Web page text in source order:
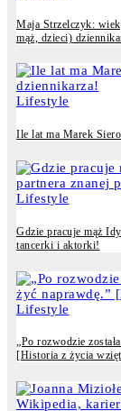
Maja Strzelczyk:
mąż, dzieci)
Lifestyle
Ile lat ma Marek
Lifestyle
Gdzie pracuje mąż
tancerki i aktorki!
Lifestyle
„Po rozwodzie
[Historia z życia